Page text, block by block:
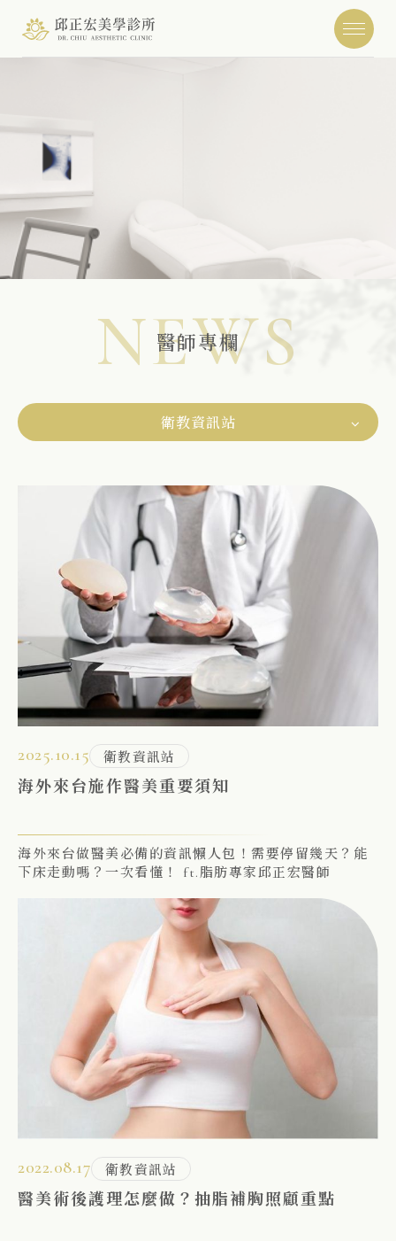
NEWS
醫師專欄
衛教資訊站
2025.10.15 衛教資訊站
海外來台施作醫美重要須知
海外來台做醫美必備的資訊懶人包！需要停留幾天？能
下床走動嗎？一次看懂！ ft.脂肪專家邱正宏醫師
2022.08.17 衛教資訊站
醫美術後護理怎麼做？抽脂補胸照顧重點